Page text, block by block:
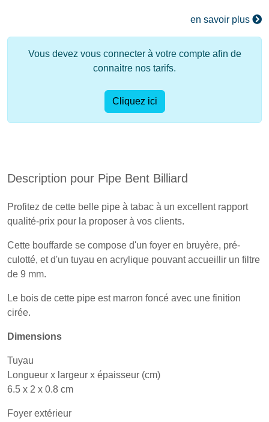
en savoir plus
Vous devez vous connecter à votre compte afin de
connaitre nos tarifs.
Cliquez ici
Description pour Pipe Bent Billiard
Profitez de cette belle pipe à tabac à un excellent rapport
qualité-prix pour la proposer à vos clients.
Cette bouffarde se compose d'un foyer en bruyère, pré-
culotté, et d'un tuyau en acrylique pouvant accueillir un filtre
de 9 mm.
Le bois de cette pipe est marron foncé avec une finition
cirée.
Dimensions
Tuyau
Longueur x largeur x épaisseur (cm)
6.5 x 2 x 0.8 cm
Foyer extérieur